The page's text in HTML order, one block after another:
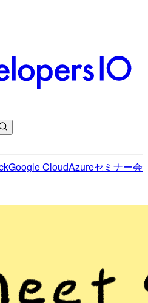
Google CloudAzureセミナー会